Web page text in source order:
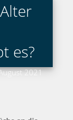
es?
2021